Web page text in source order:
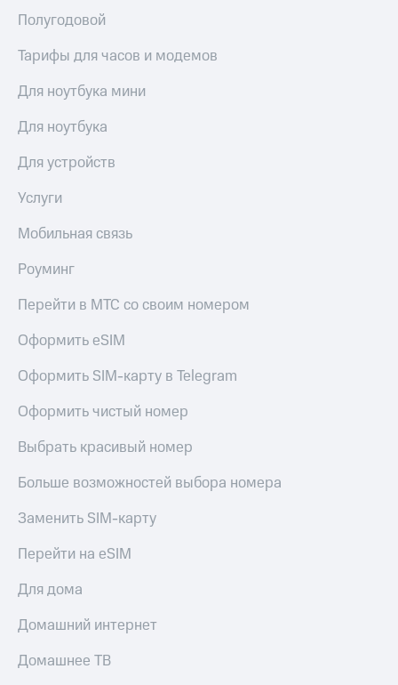
Полугодовой
Тарифы для часов и модемов
Для ноутбука мини
Для ноутбука
Для устройств
Услуги
Мобильная связь
Роуминг
Перейти в МТС со своим номером
Оформить eSIM
Оформить SIM-карту в Telegram
Оформить чистый номер
Выбрать красивый номер
Больше возможностей выбора номера
Заменить SIM-карту
Перейти на eSIM
Для дома
Домашний интернет
Домашнее ТВ